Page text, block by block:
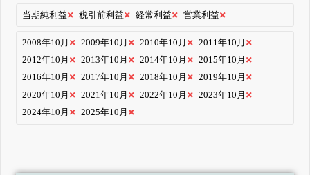
当期純利益 税引前利益 経常利益 営業利益
2008年10月 2009年10月 2010年10月
2011年10月
2012年10月
2013年10月 2014年10月
2015年10月
2016年10月
2017年10月 2018年10月
2019年10月
2020年10月
2021年10月 2022年10月
2023年10月
2024年10月
2025年10月